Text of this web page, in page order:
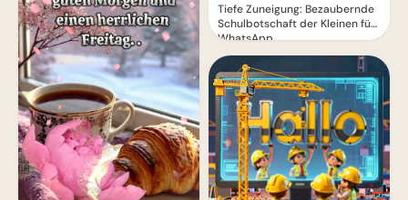
Tiefe Zuneigung: Bezaubernde
Schulbotschaft der Kleinen für
WhatsApp